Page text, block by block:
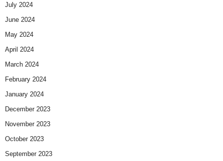
July 2024
June 2024
May 2024
April 2024
March 2024
February 2024
January 2024
December 2023
November 2023
October 2023
September 2023